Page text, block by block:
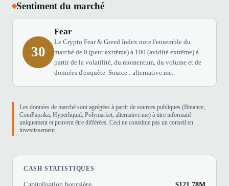
Sentiment du marché
30
Fear
Le Crypto Fear & Greed Index note l'ensemble du
marché de 0 (peur extrême) à 100 (avidité extrême) à
partir de la volatilité, du momentum, du volume et de
données d'enquête. Source : alternative.me.
Les données de marché sont agrégées à partir de sources publiques (Binance,
CoinPaprika, Hyperliquid, Polymarket, alternative.me) à titre informatif
uniquement et peuvent être différées. Ceci ne constitue pas un conseil en
investissement.
CASH STATISTIQUES
Capitalisation boursière $121.78M